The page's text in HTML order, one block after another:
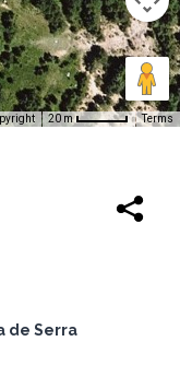
20 m Terms
de Serra